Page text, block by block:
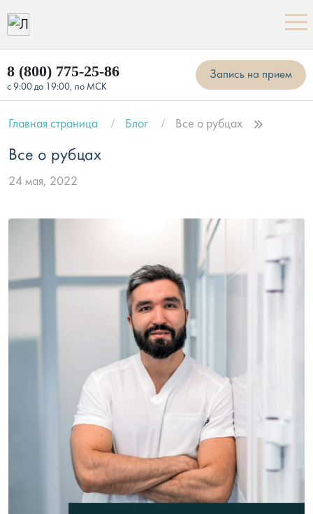
8 (800) 775-25-86
с 9:00 до 19:00, по МСК
Запись на прием
Главная страница Блог Все о рубцах
Все о рубцах
24 мая, 2022